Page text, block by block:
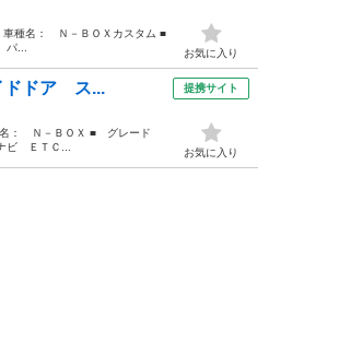
種名： Ｎ－ＢＯＸカスタム ■
...
お気に入り
ドドア ス...
： Ｎ－ＢＯＸ ■ グレード
ビ ＥＴＣ...
提携サイト
お気に入り